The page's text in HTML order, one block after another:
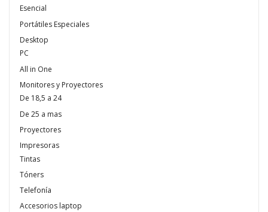
Esencial
Portátiles Especiales
Desktop
PC
All in One
Monitores y Proyectores
De 18,5 a 24
De 25 a mas
Proyectores
Impresoras
Tintas
Tóners
Telefonía
Accesorios laptop